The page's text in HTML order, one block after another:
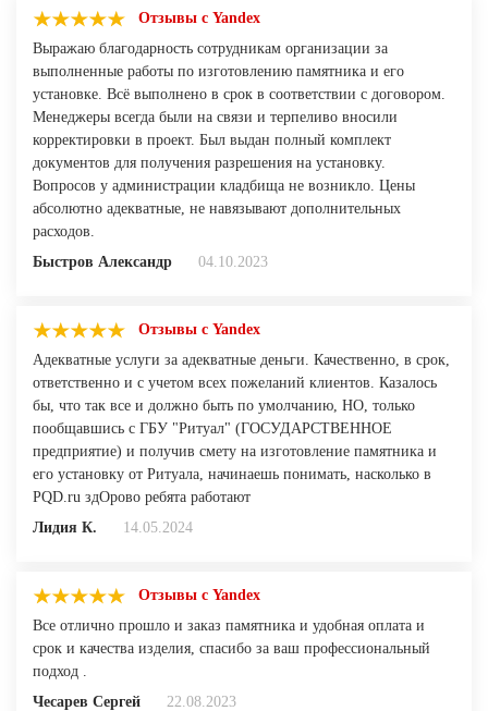
Отзывы с Yandex
Выражаю благодарность сотрудникам организации за
выполненные работы по изготовлению памятника и его
установке. Всё выполнено в срок в соответствии с договором.
Менеджеры всегда были на связи и терпеливо вносили
корректировки в проект. Был выдан полный комплект
документов для получения разрешения на установку.
Вопросов у администрации кладбища не возникло. Цены
абсолютно адекватные, не навязывают дополнительных
расходов.
Быстров Александр
04.10.2023
Отзывы с Yandex
Адекватные услуги за адекватные деньги. Качественно, в срок,
ответственно и с учетом всех пожеланий клиентов. Казалось
бы, что так все и должно быть по умолчанию, НО, только
пообщавшись с ГБУ "Ритуал" (ГОСУДАРСТВЕННОЕ
предприятие) и получив смету на изготовление памятника и
его установку от Ритуала, начинаешь понимать, насколько в
PQD.ru здОрово ребята работают
Лидия К.
14.05.2024
Отзывы с Yandex
Все отлично прошло и заказ памятника и удобная оплата и
срок и качества изделия, спасибо за ваш профессиональный
подход .
Чесарев Сергей
22.08.2023